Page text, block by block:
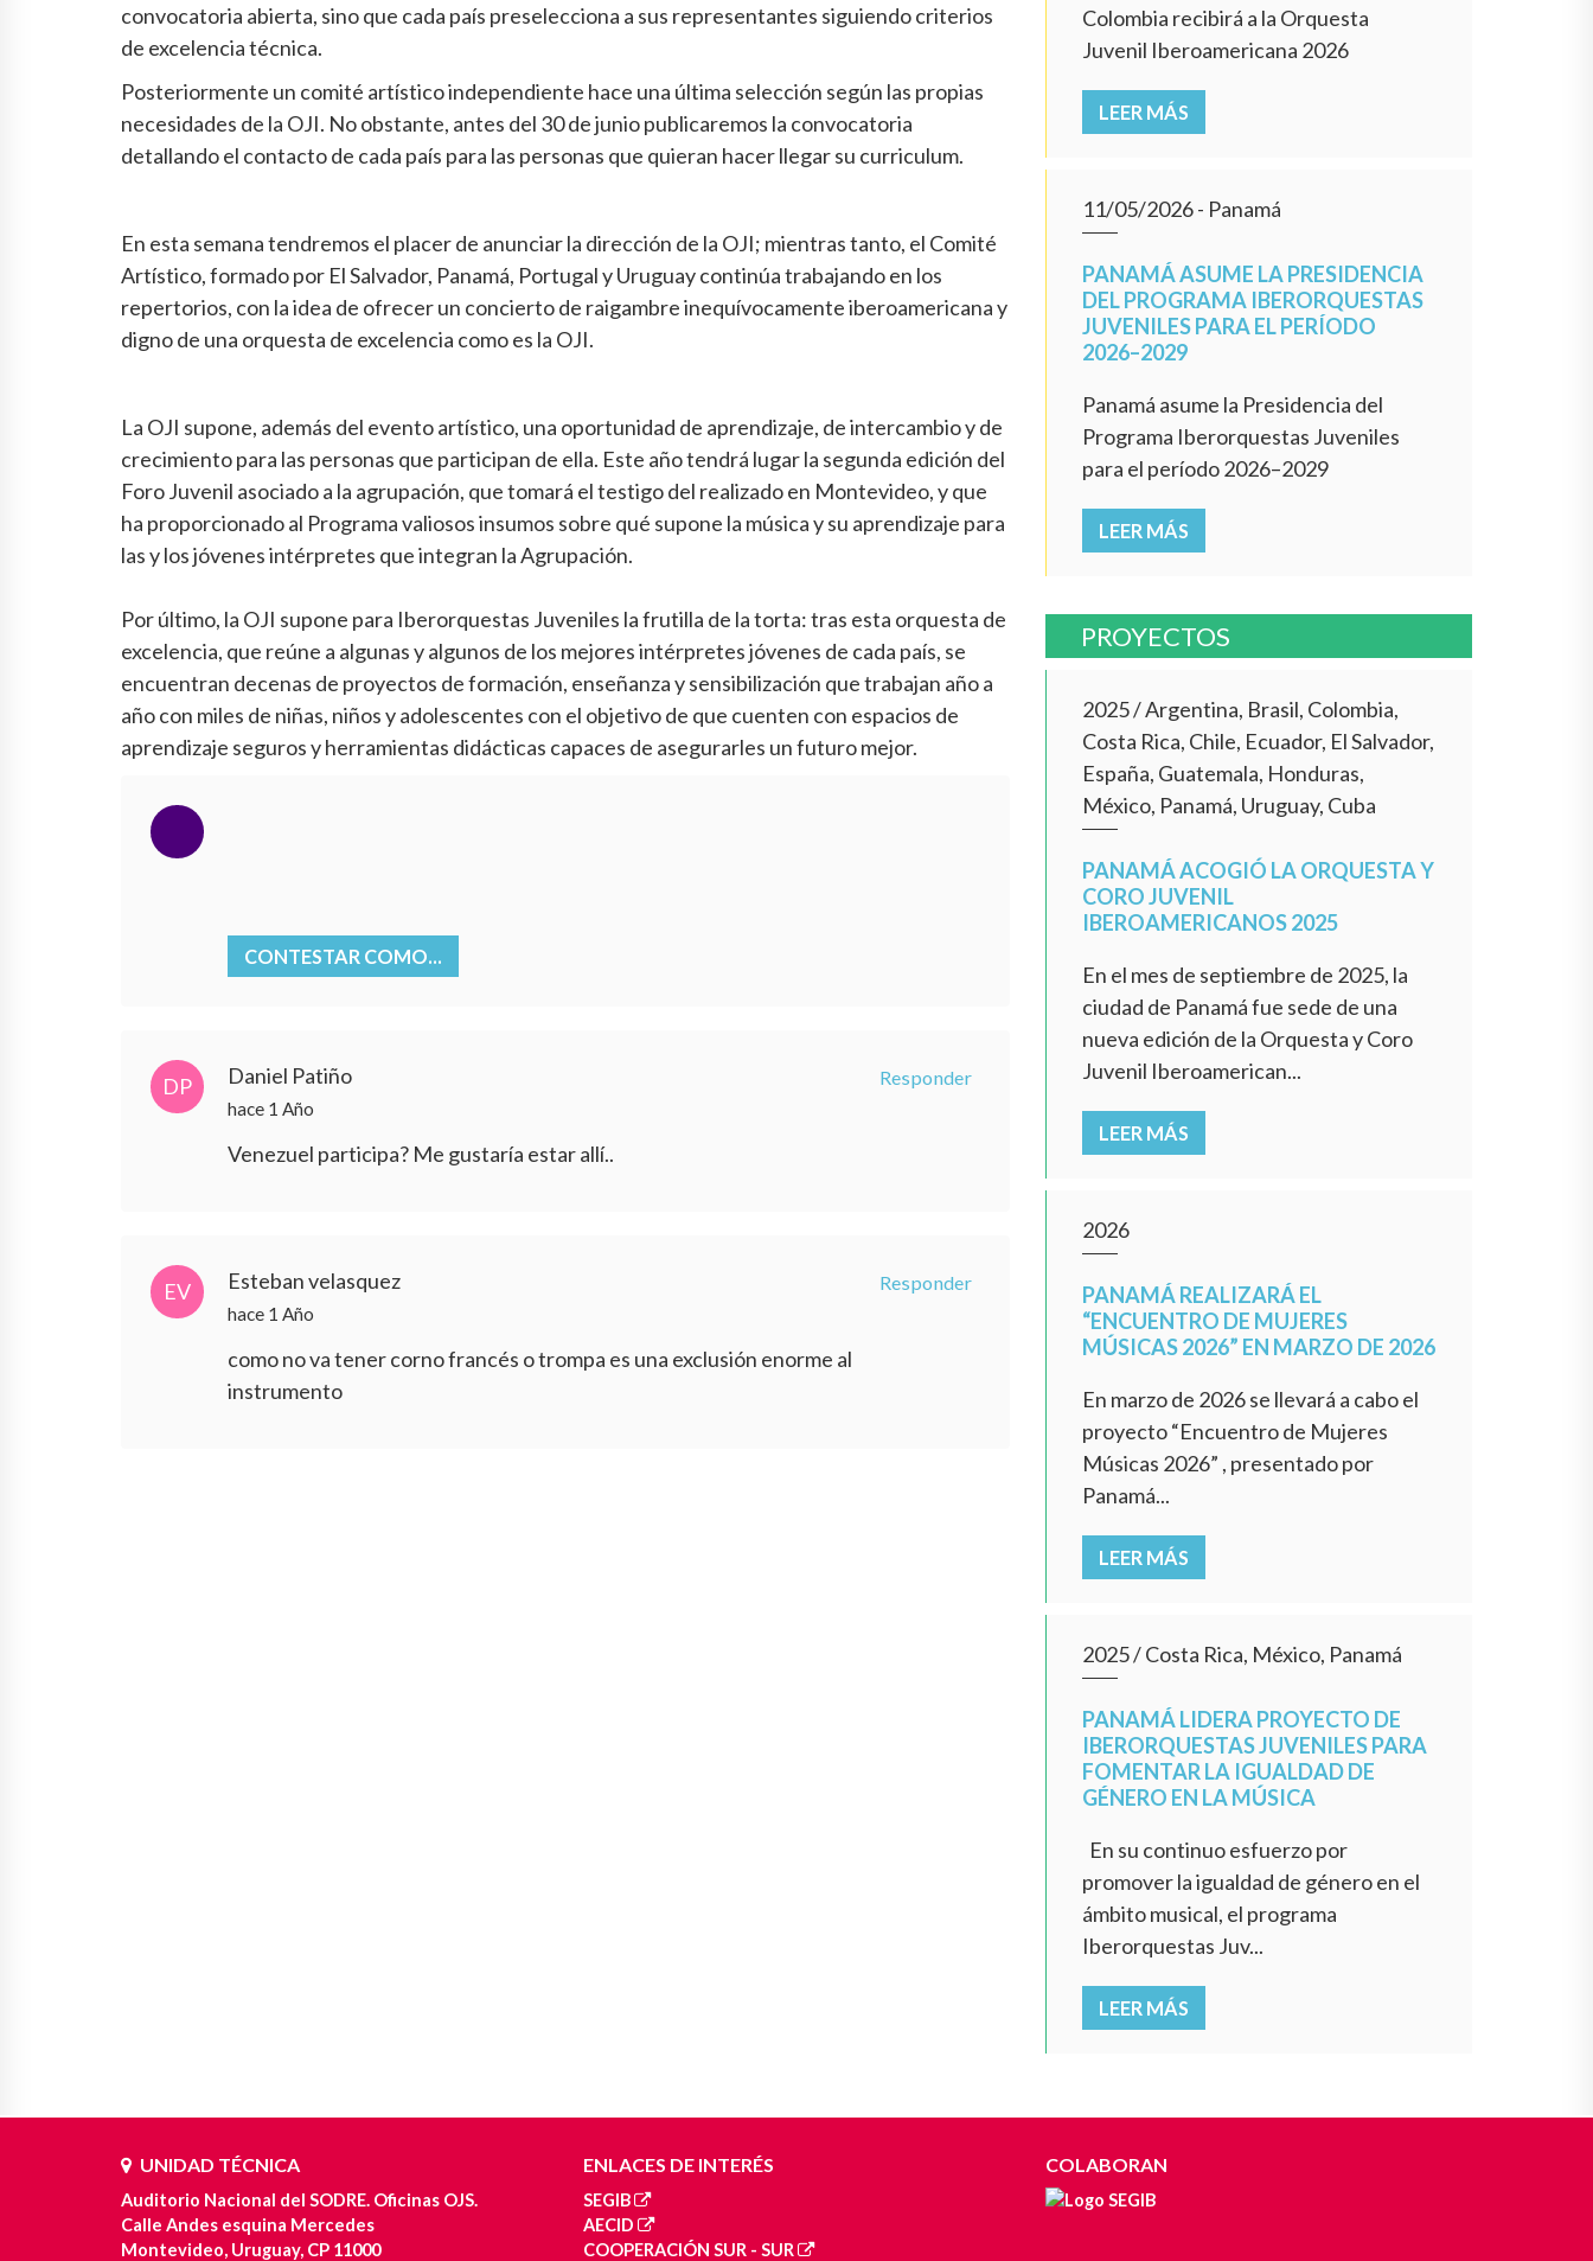
convocatoria abierta, sino que cada país preselecciona a sus representantes siguiendo criterios
de excelencia técnica.
Posteriormente un comité artístico independiente hace una última selección según las propias
necesidades de la OJI. No obstante, antes del 30 de junio publicaremos la convocatoria
detallando el contacto de cada país para las personas que quieran hacer llegar su curriculum.
En esta semana tendremos el placer de anunciar la dirección de la OJI; mientras tanto, el Comité
Artístico, formado por El Salvador, Panamá, Portugal y Uruguay continúa trabajando en los
repertorios, con la idea de ofrecer un concierto de raigambre inequívocamente iberoamericana y
digno de una orquesta de excelencia como es la OJI.
La OJI supone, además del evento artístico, una oportunidad de aprendizaje, de intercambio y de
crecimiento para las personas que participan de ella. Este año tendrá lugar la segunda edición del
Foro Juvenil asociado a la agrupación, que tomará el testigo del realizado en Montevideo, y que
ha proporcionado al Programa valiosos insumos sobre qué supone la música y su aprendizaje para
las y los jóvenes intérpretes que integran la Agrupación.
Por último, la OJI supone para Iberorquestas Juveniles la frutilla de la torta: tras esta orquesta de
excelencia, que reúne a algunas y algunos de los mejores intérpretes jóvenes de cada país, se
encuentran decenas de proyectos de formación, enseñanza y sensibilización que trabajan año a
año con miles de niñas, niños y adolescentes con el objetivo de que cuenten con espacios de
aprendizaje seguros y herramientas didácticas capaces de asegurarles un futuro mejor.
CONTESTAR COMO...
DP Daniel Patiño
hace 1 Año
Venezuel participa? Me gustaría estar allí..
Responder
EV Esteban velasquez
hace 1 Año
como no va tener corno francés o trompa es una exclusión enorme al
instrumento
Responder
Colombia recibirá a la Orquesta
Juvenil Iberoamericana 2026
LEER MÁS
11/05/2026- Panamá
PANAMÁ ASUME LA PRESIDENCIA
DEL PROGRAMA IBERORQUESTAS
JUVENILES PARA EL PERÍODO
2026–2029
Panamá asume la Presidencia del
Programa Iberorquestas Juveniles
para el período 2026–2029
LEER MÁS
PROYECTOS
2025/Argentina, Brasil, Colombia,
Costa Rica, Chile, Ecuador, El Salvador,
España, Guatemala, Honduras,
México, Panamá, Uruguay, Cuba
PANAMÁ ACOGIÓ LA ORQUESTA Y
CORO JUVENIL
IBEROAMERICANOS 2025
En el mes de septiembre de 2025, la
ciudad de Panamá fue sede de una
nueva edición de la Orquesta y Coro
Juvenil Iberoamerican...
LEER MÁS
2026
PANAMÁ REALIZARÁ EL
“ENCUENTRO DE MUJERES
MÚSICAS 2026” EN MARZO DE 2026
En marzo de 2026 se llevará a cabo el
proyecto “Encuentro de Mujeres
Músicas 2026” , presentado por
Panamá...
LEER MÁS
2025/Costa Rica, México, Panamá
PANAMÁ LIDERA PROYECTO DE
IBERORQUESTAS JUVENILES PARA
FOMENTAR LA IGUALDAD DE
GÉNERO EN LA MÚSICA
En su continuo esfuerzo por
promover la igualdad de género en el
ámbito musical, el programa
Iberorquestas Juv...
LEER MÁS
UNIDAD TÉCNICA
Auditorio Nacional del SODRE. Oficinas OJS.
Calle Andes esquina Mercedes
Montevideo, Uruguay, CP 11000
ENLACES DE INTERÉS
SEGIB
AECID
COOPERACIÓN SUR - SUR
COLABORAN